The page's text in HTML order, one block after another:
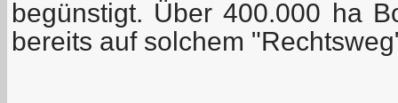
begünstigt. Über 400.000 ha
bereits auf solchem